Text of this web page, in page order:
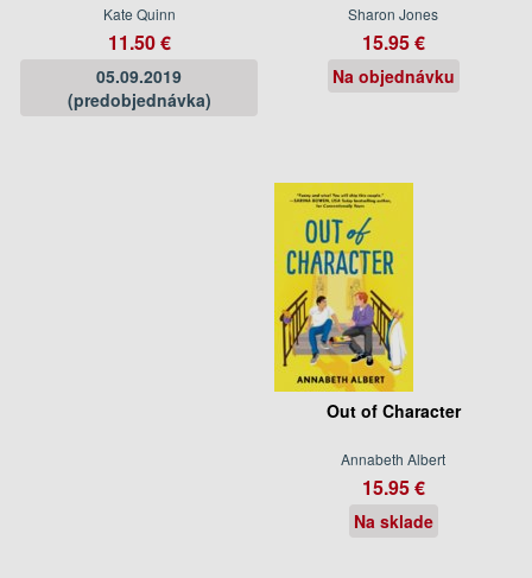
Kate Quinn
11.50 €
05.09.2019
(predobjednávka)
Sharon Jones
15.95 €
Na objednávku
Out of Character
Annabeth Albert
15.95 €
Na sklade